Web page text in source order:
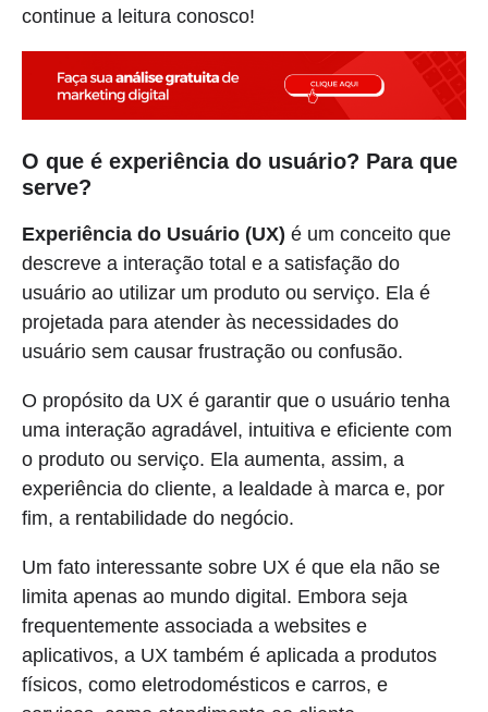
continue a leitura conosco!
O que é experiência do usuário? Para que
serve?
Experiência do Usuário (UX) é um conceito que
descreve a interação total e a satisfação do
usuário ao utilizar um produto ou serviço. Ela é
projetada para atender às necessidades do
usuário sem causar frustração ou confusão.
O propósito da UX é garantir que o usuário tenha
uma interação agradável, intuitiva e eficiente com
o produto ou serviço. Ela aumenta, assim, a
experiência do cliente, a lealdade à marca e, por
fim, a rentabilidade do negócio.
Um fato interessante sobre UX é que ela não se
limita apenas ao mundo digital. Embora seja
frequentemente associada a websites e
aplicativos, a UX também é aplicada a produtos
físicos, como eletrodomésticos e carros, e